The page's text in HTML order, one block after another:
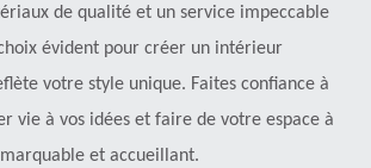
de qualité et un service impeccable
évident pour créer un intérieur
votre style unique. Faites confiance à
vie à vos idées et faire de votre espace à
et accueillant.